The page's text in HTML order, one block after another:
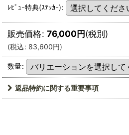
ﾚﾋﾞｭｰ特典(ｽﾃｯｶｰ):
販売価格: 76,000円(税別)
(税込: 83,600円)
数量:
返品特約に関する重要事項